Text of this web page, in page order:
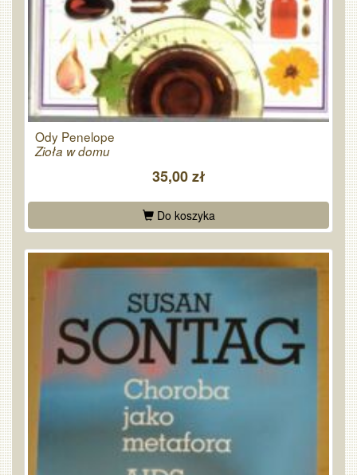
Ody Penelope
Zioła w domu
35,00 zł
Do koszyka